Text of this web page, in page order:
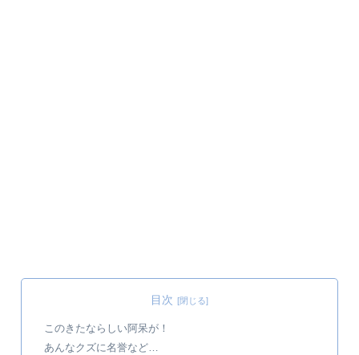
目次
このきたならしい阿呆が！
あんなクズに名誉など…